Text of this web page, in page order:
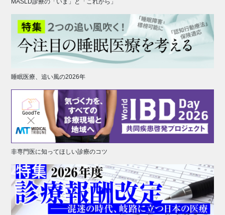
MASLD診療の「いま」と「これから」
睡眠医療、追い風の2026年
非専門医に知ってほしい診療のコツ